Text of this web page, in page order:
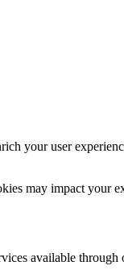
your user
may impact your
available through